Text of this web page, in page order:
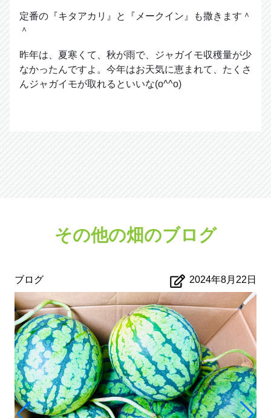
定番の『キタアカリ』と『メークイン』も撒きます＾
＾
昨年は、夏寒くて、秋が雨で、ジャガイモ収穫量が少
なかったんですよ。今年はお天気に恵まれて、たくさ
んジャガイモが取れるといいな(o^^o)
その他の畑のブログ
ブログ 2024年8月22日